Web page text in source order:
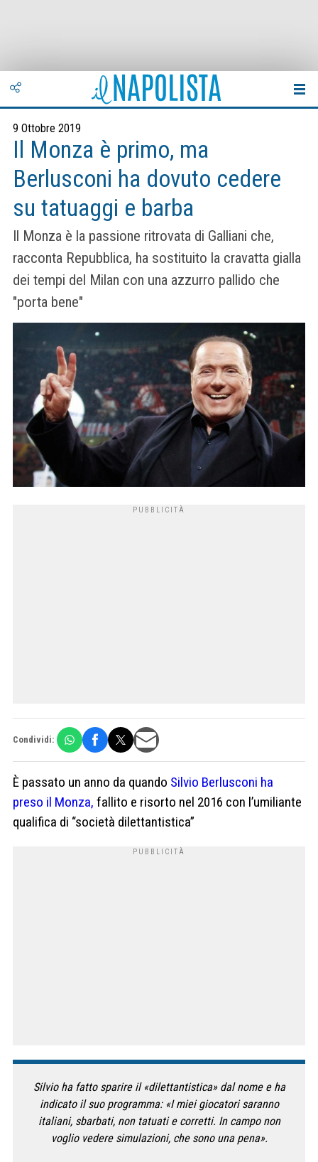
9 Ottobre 2019
Il Monza è primo, ma
Berlusconi ha dovuto cedere
su tatuaggi e barba
Il Monza è la passione ritrovata di Galliani che,
racconta Repubblica, ha sostituito la cravatta gialla
dei tempi del Milan con una azzurro pallido che
"porta bene"
Condividi:
È passato un anno da quando Silvio Berlusconi ha
preso il Monza, fallito e risorto nel 2016 con l’umiliante
qualifica di “società dilettantistica”
Silvio ha fatto sparire il «dilettantistica» dal nome e ha
indicato il suo programma: «I miei giocatori saranno
italiani, sbarbati, non tatuati e corretti. In campo non
voglio vedere simulazioni, che sono una pena».